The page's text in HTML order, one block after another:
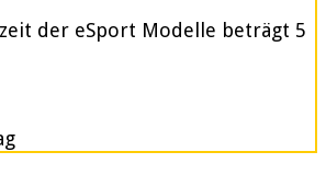
der eSport Modelle beträgt 5